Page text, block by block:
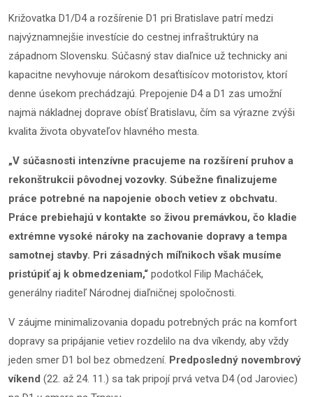
Križovatka D1/D4 a rozšírenie D1 pri Bratislave patrí medzi
najvýznamnejšie investície do cestnej infraštruktúry na
západnom Slovensku. Súčasný stav diaľnice už technicky ani
kapacitne nevyhovuje nárokom desaťtisícov motoristov, ktorí
denne úsekom prechádzajú. Prepojenie D4 a D1 zas umožní
najmä nákladnej doprave obísť Bratislavu, čím sa výrazne zvýši
kvalita života obyvateľov hlavného mesta.
„V súčasnosti intenzívne pracujeme na rozšírení pruhov a
rekonštrukcii pôvodnej vozovky. Súbežne finalizujeme
práce potrebné na napojenie oboch vetiev z obchvatu.
Práce prebiehajú v kontakte so živou premávkou, čo kladie
extrémne vysoké nároky na zachovanie dopravy a tempa
samotnej stavby. Pri zásadných míľnikoch však musíme
pristúpiť aj k obmedzeniam,“ podotkol Filip Macháček,
generálny riaditeľ Národnej diaľničnej spoločnosti.
V záujme minimalizovania dopadu potrebných prác na komfort
dopravy sa pripájanie vetiev rozdelilo na dva víkendy, aby vždy
jeden smer D1 bol bez obmedzení. Predposledný novembrový
víkend (22. až 24. 11.) sa tak pripojí prvá vetva D4 (od Jaroviec)